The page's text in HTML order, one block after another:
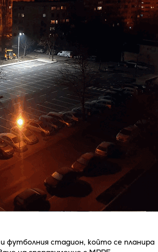
футболния стадион, който се планира